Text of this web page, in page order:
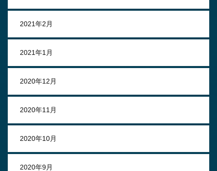
2021年2月
2021年1月
2020年12月
2020年11月
2020年10月
2020年9月